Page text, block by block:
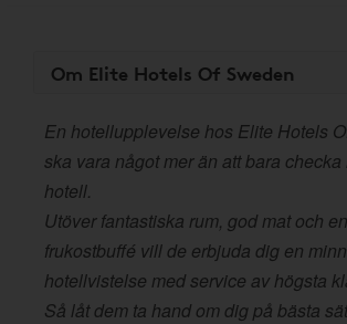
Om Elite Hotels Of Sweden
En hotellupplevelse hos Elite Hotels
ska vara något mer än att bara checka
hotell.
Utöver fantastiska rum, god mat och
frukostbuffé vill de erbjuda dig en
hotellvistelse med service av högsta
Så låt dem ta hand om dig på bästa